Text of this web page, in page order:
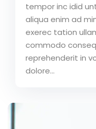
tempor inc idid
aliqua enim ad
exerec tation
commodo
reprehenderit in
dolore...